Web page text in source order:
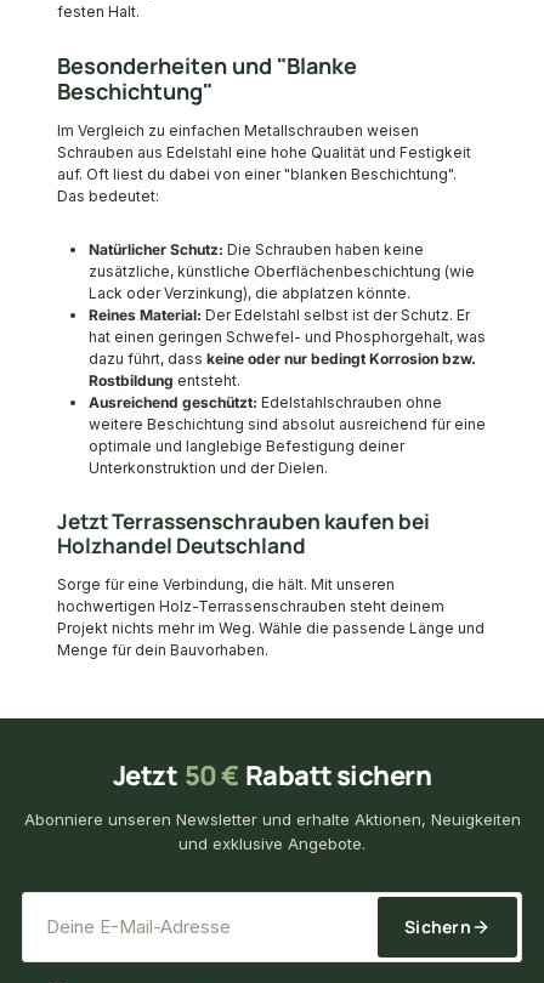
festen Halt.
Besonderheiten und "Blanke
Beschichtung"
Im Vergleich zu einfachen Metallschrauben weisen
Schrauben aus Edelstahl eine hohe Qualität und Festigkeit
auf. Oft liest du dabei von einer "blanken Beschichtung".
Das bedeutet:
Natürlicher Schutz: Die Schrauben haben keine
zusätzliche, künstliche Oberflächenbeschichtung (wie
Lack oder Verzinkung), die abplatzen könnte.
Reines Material: Der Edelstahl selbst ist der Schutz. Er
hat einen geringen Schwefel- und Phosphorgehalt, was
dazu führt, dass keine oder nur bedingt Korrosion bzw.
Rostbildung entsteht.
Ausreichend geschützt: Edelstahlschrauben ohne
weitere Beschichtung sind absolut ausreichend für eine
optimale und langlebige Befestigung deiner
Unterkonstruktion und der Dielen.
Jetzt Terrassenschrauben kaufen bei
Holzhandel Deutschland
Sorge für eine Verbindung, die hält. Mit unseren
hochwertigen Holz-Terrassenschrauben steht deinem
Projekt nichts mehr im Weg. Wähle die passende Länge und
Menge für dein Bauvorhaben.
Jetzt 50 € Rabatt sichern
Abonniere unseren Newsletter und erhalte Aktionen, Neuigkeiten
und exklusive Angebote.
Sichern